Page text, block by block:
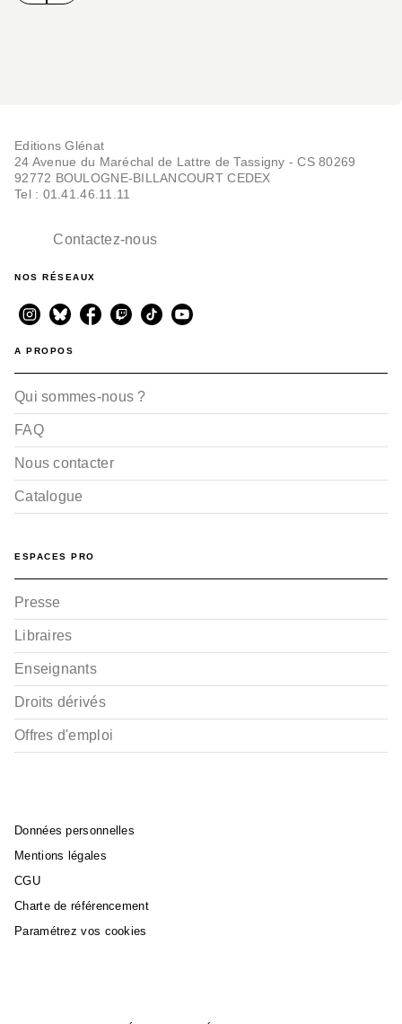
Editions Glénat
24 Avenue du Maréchal de Lattre de Tassigny - CS 80269
92772 BOULOGNE-BILLANCOURT CEDEX
Tel : 01.41.46.11.11
Contactez-nous
NOS RÉSEAUX
A PROPOS
Qui sommes-nous ?
FAQ
Nous contacter
Catalogue
ESPACES PRO
Presse
Libraires
Enseignants
Droits dérivés
Offres d'emploi
Données personnelles
Mentions légales
CGU
Charte de référencement
Paramétrez vos cookies